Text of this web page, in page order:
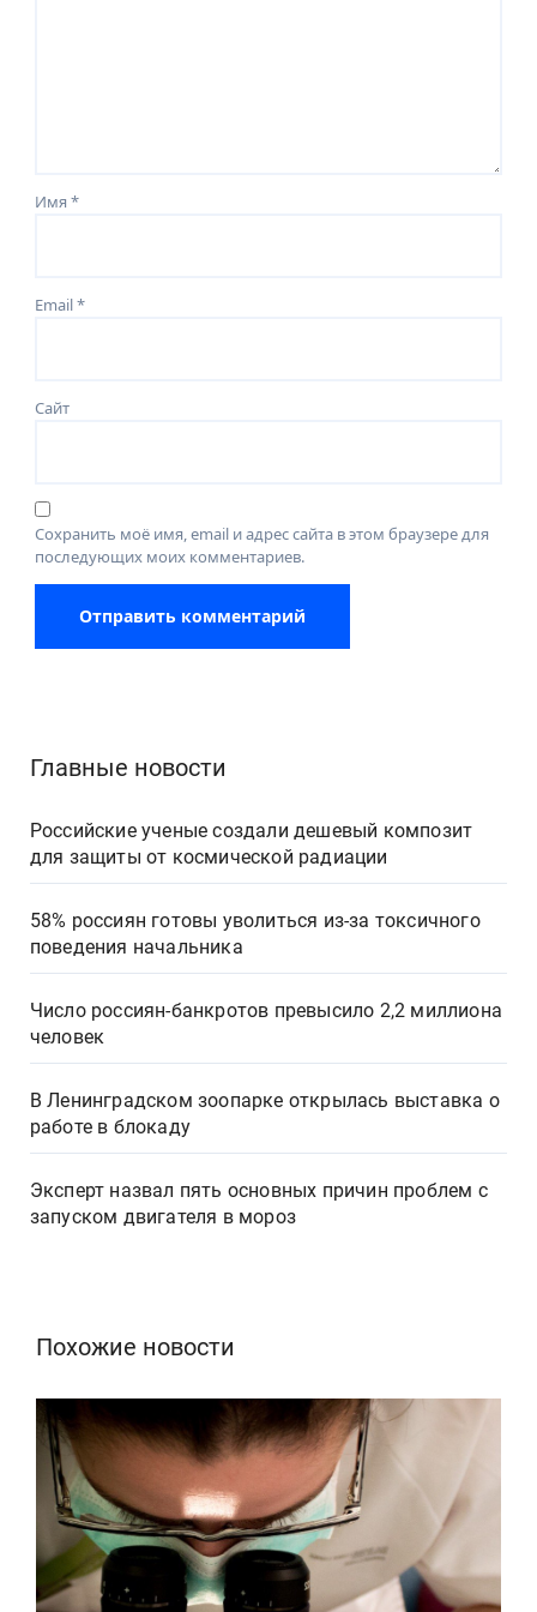
Имя*
Email*
Сайт
Сохранить моё имя, email и адрес сайта в этом браузере для
последующих моих комментариев.
Главные новости
Российские ученые создали дешевый композит
для защиты от космической радиации
58% россиян готовы уволиться из-за токсичного
поведения начальника
Число россиян-банкротов превысило 2,2 миллиона
человек
В Ленинградском зоопарке открылась выставка о
работе в блокаду
Эксперт назвал пять основных причин проблем с
запуском двигателя в мороз
Похожие новости